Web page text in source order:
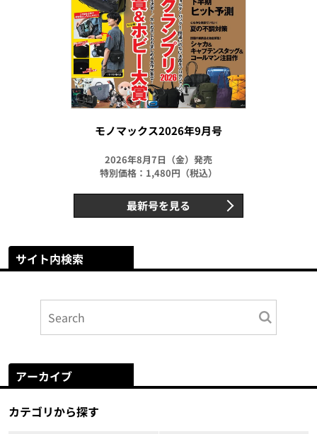
モノマックス2026年9月号
2026年8月7日（金）発売
特別価格：1,480円（税込）
最新号を見る
サイト内検索
アーカイブ
カテゴリから探す